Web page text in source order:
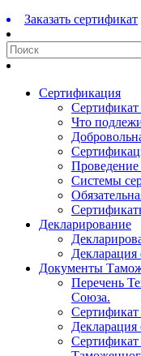
Заказать сертификат
Сертификация
Сертификат
Что
Системы
Декларирование
Декларация
Документы
Перечень
Союза.
Сертификат
Декларация
Сертификат